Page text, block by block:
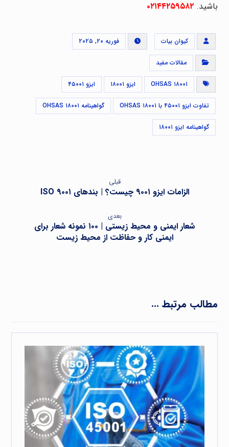
باشید.۰۲۱۴۴۲۵۹۵۸۲
کیوان بیات فوریه ۲۰, ۲۰۲۵
مقالات مفید
OHSAS ۱۸۰۰۱ ایزو ۱۸۰۰۱ ایزو ۴۵۰۰۱
تفاوت ایزو ۴۵۰۰۱ با OHSAS ۱۸۰۰۱ گواهینامه OHSAS ۱۸۰۰۱
گواهینامه ایزو ۱۸۰۰۱
قبلی
الزامات ایزو ۹۰۰۱ چیست؟ | بندهای ISO ۹۰۰۱
بعدی
شعار ایمنی و محیط زیستی | ۱۰۰ نمونه شعار برای
ایمنی کار و حفاظت از محیط زیست
مطالب مرتبط ...